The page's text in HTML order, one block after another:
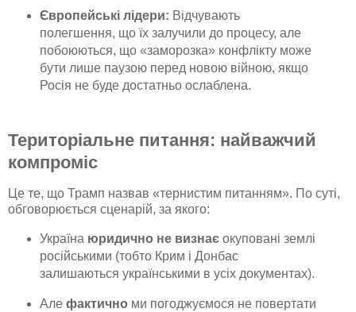
Європейські лідери: Відчувають
полегшення, що їх залучили до процесу, але
побоюються, що «заморозка» конфлікту може
бути лише паузою перед новою війною, якщо
Росія не буде достатньо ослаблена.
Територіальне питання: найважчий
компроміс
Це те, що Трамп назвав «тернистим питанням». По суті,
обговорюється сценарій, за якого:
Україна юридично не визнаєокуповані землі
російськими (тобто Крим і Донбас
залишаються українськими в усіх документах).
Але фактично ми погоджуємося не повертати